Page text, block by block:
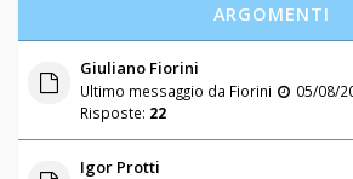
ARGOMENTI
Giuliano Fiorini
Ultimo messaggio da Fiorini
05/08/
Risposte: 22
Igor Protti